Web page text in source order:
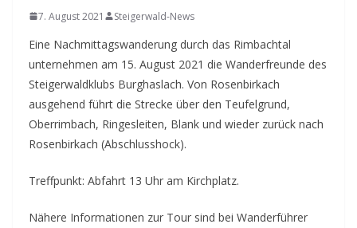
7. August 2021 Steigerwald-News
Eine Nachmittagswanderung durch das Rimbachtal
unternehmen am 15. August 2021 die Wanderfreunde des
Steigerwaldklubs Burghaslach. Von Rosenbirkach
ausgehend führt die Strecke über den Teufelgrund,
Oberrimbach, Ringesleiten, Blank und wieder zurück nach
Rosenbirkach (Abschlusshock).
Treffpunkt: Abfahrt 13 Uhr am Kirchplatz.
Nähere Informationen zur Tour sind bei Wanderführer